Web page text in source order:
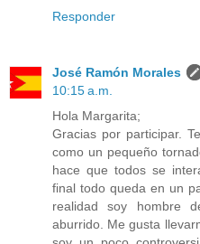
Responder
José Ramón Morales
10:15 a.m.
Hola Margarita;
Gracias por participar.
como un pequeño
hace que todos se
final todo queda en un
realidad soy hombre
aburrido. Me gusta